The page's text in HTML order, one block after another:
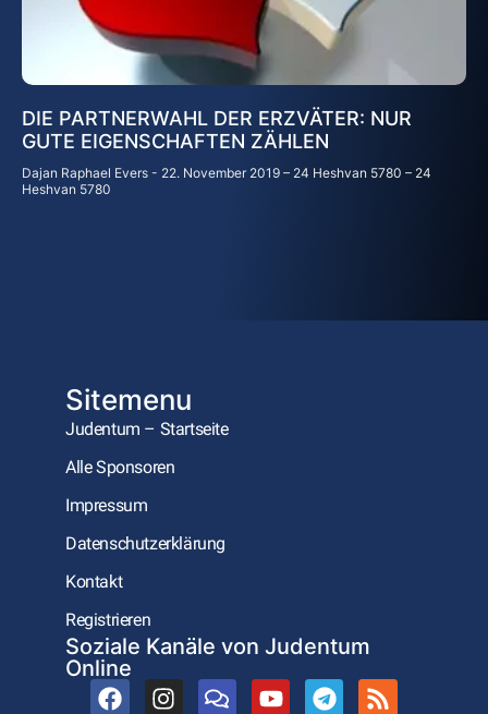
DIE PARTNERWAHL DER ERZVÄTER: NUR
GUTE EIGENSCHAFTEN ZÄHLEN
Dajan Raphael Evers
22. November 2019 – 24 Heshvan 5780 – 24
Heshvan 5780
Sitemenu
Judentum – Startseite
Alle Sponsoren
Impressum
Datenschutzerklärung
Kontakt
Registrieren
Soziale Kanäle von Judentum
Online